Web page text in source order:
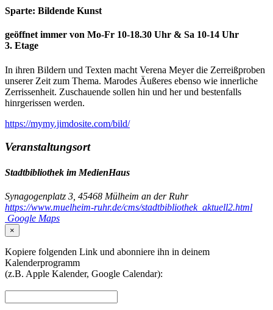
Sparte: Bildende Kunst
geöffnet immer von Mo-Fr 10-18.30 Uhr & Sa 10-14 Uhr
3. Etage
In ihren Bildern und Texten macht Verena Meyer die Zerreißproben
unserer Zeit zum Thema. Marodes Äußeres ebenso wie innerliche
Zerrissenheit. Zuschauende sollen hin und her und bestenfalls
hinrgerissen werden.
https://mymy.jimdosite.com/bild/
Veranstaltungsort
Stadtbibliothek im MedienHaus
Synagogenplatz 3, 45468 Mülheim an der Ruhr
https://www.muelheim-ruhr.de/cms/stadtbibliothek_aktuell2.html
Google Maps
×
Kopiere folgenden Link und abonniere ihn in deinem
Kalenderprogramm
(z.B. Apple Kalender, Google Calendar):